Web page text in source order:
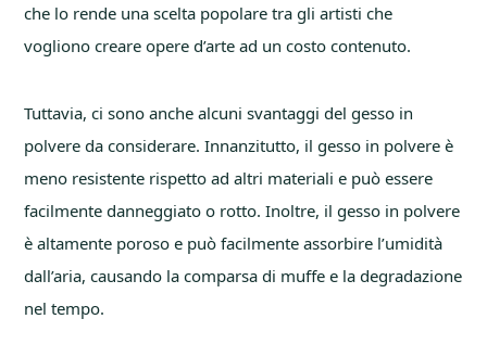
che lo rende una scelta popolare tra gli artisti che
vogliono creare opere d’arte ad un costo contenuto.
Tuttavia, ci sono anche alcuni svantaggi del gesso in
polvere da considerare. Innanzitutto, il gesso in polvere è
meno resistente rispetto ad altri materiali e può essere
facilmente danneggiato o rotto. Inoltre, il gesso in polvere
è altamente poroso e può facilmente assorbire l’umidità
dall’aria, causando la comparsa di muffe e la degradazione
nel tempo.